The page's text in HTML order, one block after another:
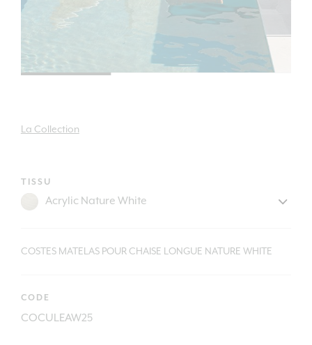
La Collection
TISSU
COSTES MATELAS POUR CHAISE LONGUE NATURE WHITE
CODE
COCULEAW25